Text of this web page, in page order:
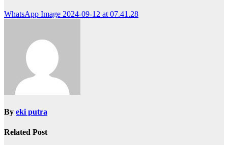
WhatsApp Image 2024-09-12 at 07.41.28
By eki putra
Related Post